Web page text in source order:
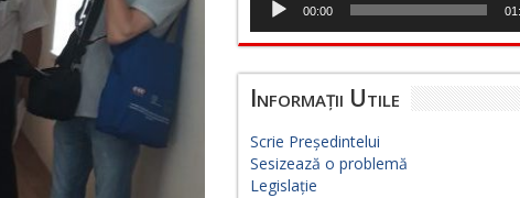
00:00
Informații Utile
Scrie Președintelui
Sesizează o problemă
Legislație